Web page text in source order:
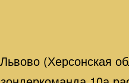
(Херсонская